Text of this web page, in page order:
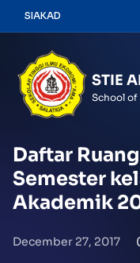
SIAKAD
STIE
School of
Daftar
Semester
Akademik
December 27, 2017